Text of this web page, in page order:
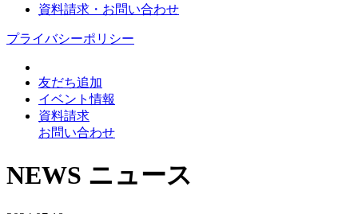
資料請求・お問い合わせ
プライバシーポリシー
友だち追加
イベント情報
資料請求
お問い合わせ
NEWS ニュース